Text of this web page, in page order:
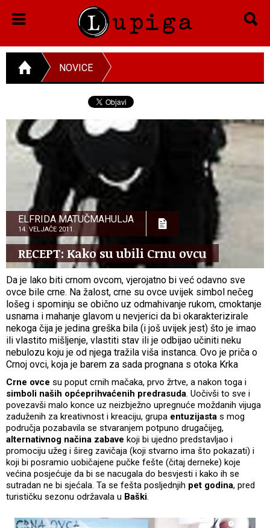
NOVICE
ELFRIDA MATUČMAHULJA
14. VELJAČE 2011.
RECEPT: Kako su ubili Crnu ovcu
Da je lako biti crnom ovcom, vjerojatno bi već odavno sve
ovce bile crne. Na žalost, crne su ovce uvijek simbol nečeg
lošeg i spominju se obično uz odmahivanje rukom, cmoktanje
usnama i mahanje glavom u nevjerici da bi okarakterizirale
nekoga čija je jedina greška bila (i još uvijek jest) što je imao
ili vlastito mišljenje, vlastiti stav ili je odbijao učiniti neku
nebulozu koju je od njega tražila viša instanca. Ovo je priča o
Crnoj ovci, koja je barem za sada prognana s otoka Krka
Crne ovce su poput crnih mačaka, prvo žrtve, a nakon toga i
simboli naših općeprihvaćenih predrasuda. Uočivši to sve i
povezavši malo konce uz neizbježno upregnuće moždanih vijuga
zaduženih za kreativnost i kreaciju, grupa entuzijasta s mog
područja pozabavila se stvaranjem potpuno drugačijeg,
alternativnog načina zabave koji bi ujedno predstavljao i
promociju užeg i šireg zavičaja (koji stvarno ima što pokazati) i
koji bi posramio uobičajene pučke fešte (čitaj derneke) koje
većina posjećuje da bi se nacugala do besvjesti i kako ih se
sutradan ne bi sjećala. Ta se fešta posljednjih pet godina, pred
turističku sezonu održavala u Baški.